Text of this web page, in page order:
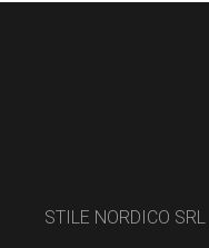
STILE NORDICO SRL